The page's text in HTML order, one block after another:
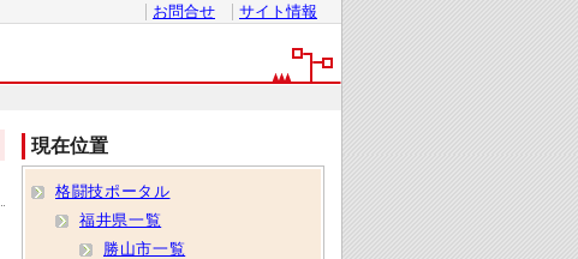
お問合せ サイト情報
現在位置
格闘技ポータル
福井県一覧
勝山市一覧